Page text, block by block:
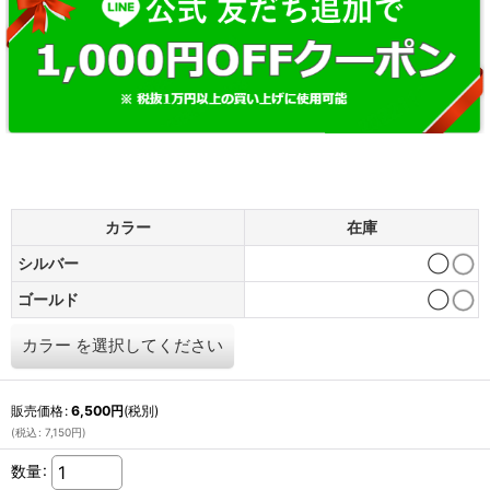
カラー
在庫
シルバー
◯
ゴールド
◯
カラー を選択してください
販売価格: 6,500円(税別)
(税込 : 7,150円)
数量: